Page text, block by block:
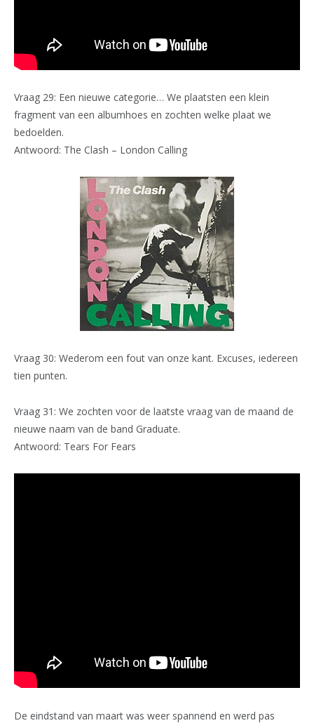
Vraag 29: Een nieuwe categorie… We plaatsten een klein
fragment van een albumhoes en zochten welke plaat we
bedoelden.
Antwoord: The Clash – London Calling
Vraag 30: Wederom een fout van onze kant. Excuses, iedereen
tien punten.
Vraag 31: We zochten voor de laatste vraag van de maand de
nieuwe naam van de band Graduate.
Antwoord: Tears For Fears
De eindstand van maart was weer spannend en werd pas